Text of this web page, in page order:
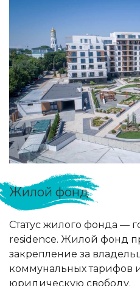
Жилой фонд
Статус жилого фонда —
residence. Жилой фонд
закрепление за
коммунальных тарифов
юридическую свободу.